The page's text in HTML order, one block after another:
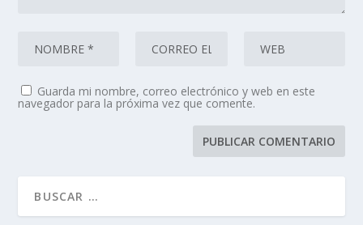
Guarda mi nombre, correo electrónico y web en este
navegador para la próxima vez que comente.